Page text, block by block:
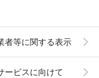
者等に関する表示
ービスに向けて